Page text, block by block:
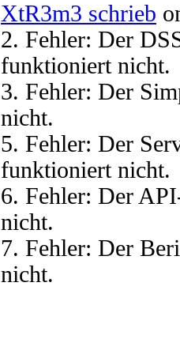
XtR3m3 schrieb
2. Fehler: Der
funktioniert nicht.
3. Fehler: Der
nicht.
5. Fehler: Der
funktioniert nicht.
6. Fehler: Der
nicht.
7. Fehler: Der
nicht.